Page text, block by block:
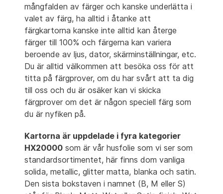
mångfalden av färger och kanske underlätta i
valet av färg, ha alltid i åtanke att
färgkartorna kanske inte alltid kan återge
färger till 100% och färgerna kan variera
beroende av ljus, dator, skärminställningar, etc.
Du är alltid välkommen att besöka oss för att
titta på färgprover, om du har svårt att ta dig
till oss och du är osäker kan vi skicka
färgprover om det är någon speciell färg som
du är nyfiken på.
Kartorna är uppdelade i fyra kategorier
HX20000 som är vår husfolie som vi ser som
standardsortimentet, här finns dom vanliga
solida, metallic, glitter matta, blanka och satin.
Den sista bokstaven i namnet (B, M eller S)